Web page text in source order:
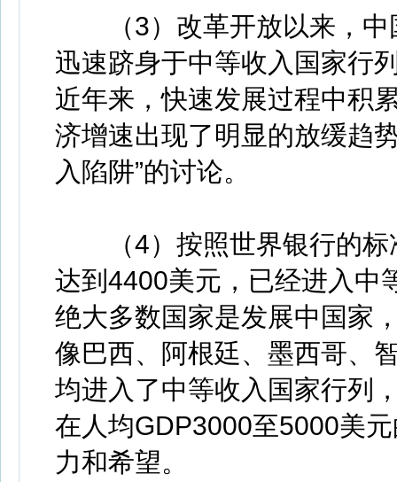
（3）改革开放以来，中
迅速跻身于中等收入国家行
近年来，快速发展过程中积
济增速出现了明显的放缓趋
入陷阱”的讨论。
（4）按照世界银行的标
达到4400美元，已经进入中
绝大多数国家是发展中国家
像巴西、阿根廷、墨西哥、
均进入了中等收入国家行列
在人均GDP3000至5000美
力和希望。